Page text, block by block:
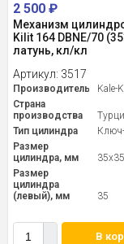
2 500 ₽
Механизм
Kilit 164 DBNE/70
латунь, кл/кл
Артикул: 3517
Производитель
Kale-
Страна
производства
Тип цилиндра
Размер
цилиндра, мм
35x35
Размер
цилиндра
(левый), мм
35
В